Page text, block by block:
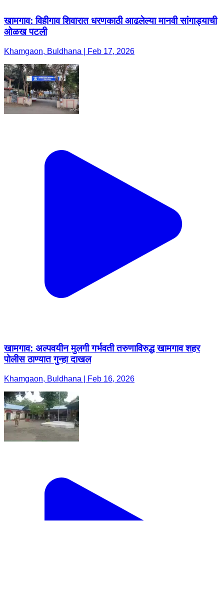
खामगाव: विहीगाव शिवारात धरणकाठी आढलेल्या मानवी सांगाड्याची
ओळख पटली
Khamgaon, Buldhana | Feb 17, 2026
खामगाव: अल्पवयीन मुलगी गर्भवती तरुणाविरुद्ध खामगाव शहर
पोलीस ठाण्यात गुन्हा दाखल
Khamgaon, Buldhana | Feb 16, 2026